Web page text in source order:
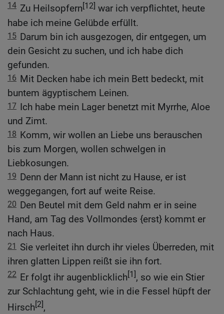
14 Zu Heilsopfern[12] war ich verpflichtet, heute
habe ich meine Gelübde erfüllt.
15 Darum bin ich ausgezogen, dir entgegen, um
dein Gesicht zu suchen, und ich habe dich
gefunden.
16 Mit Decken habe ich mein Bett bedeckt, mit
buntem ägyptischem Leinen.
17 Ich habe mein Lager benetzt mit Myrrhe, Aloe
und Zimt.
18 Komm, wir wollen an Liebe uns berauschen
bis zum Morgen, wollen schwelgen in
Liebkosungen.
19 Denn der Mann ist nicht zu Hause, er ist
weggegangen, fort auf weite Reise.
20 Den Beutel mit dem Geld nahm er in seine
Hand, am Tag des Vollmondes {erst} kommt er
nach Haus.
21 Sie verleitet ihn durch ihr vieles Überreden, mit
ihren glatten Lippen reißt sie ihn fort.
22 Er folgt ihr augenblicklich[1], so wie ein Stier
zur Schlachtung geht, wie in die Fessel hüpft der
Hirsch[2],